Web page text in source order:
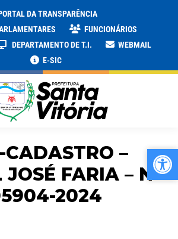
DA TRANSPARÊNCIA
FUNCIONÁRIOS
DEPARTAMENTO DE T.I.
WEBMAIL
E-SIC
CADASTRO –
FARIA – Nº
2024